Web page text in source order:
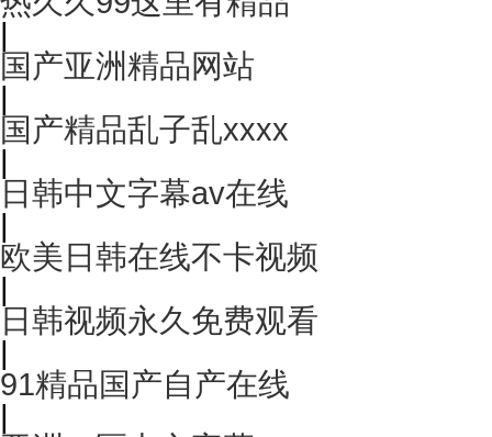
|
国产亚洲精品网站
|
国产精品乱子乱xxxx
|
日韩中文字幕av在线
|
欧美日韩在线不卡视频
|
日韩视频永久免费观看
|
91精品国产自产在线
|